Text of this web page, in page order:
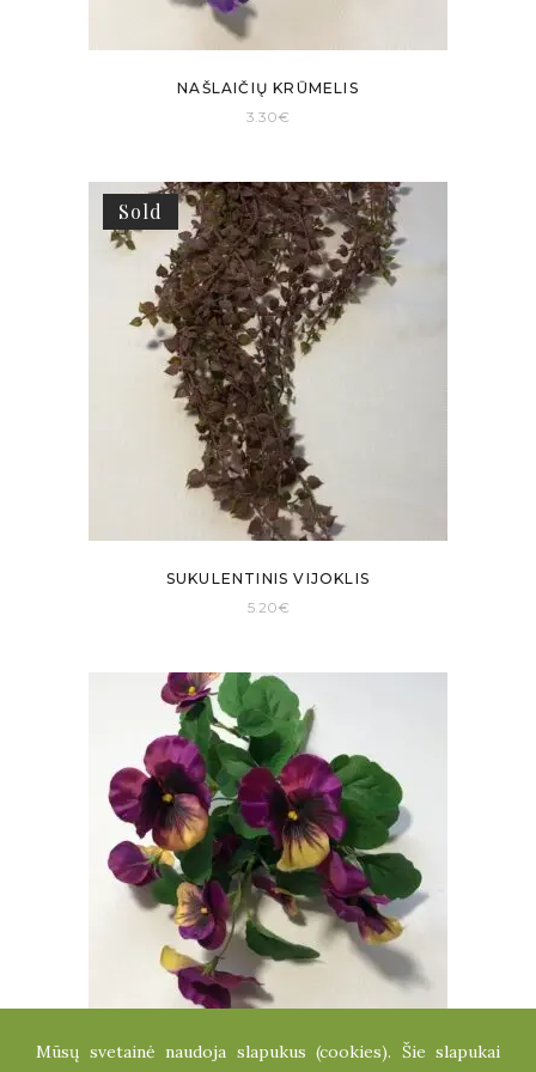
NAŠLAIČIŲ KRŪMELIS
3.30€
Sold
SUKULENTINIS VIJOKLIS
5.20€
Mūsų svetainė naudoja slapukus (cookies). Šie slapukai